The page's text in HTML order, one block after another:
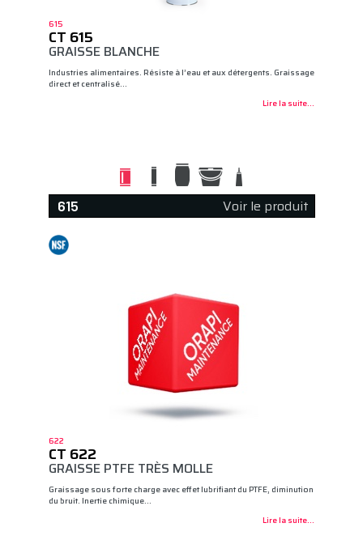
615
CT 615
GRAISSE BLANCHE
Industries alimentaires. Résiste à l’eau et aux détergents. Graissage
direct et centralisé…
Lire la suite...
615 Voir le produit
622
CT 622
GRAISSE PTFE TRÈS MOLLE
Graissage sous forte charge avec effet lubrifiant du PTFE, diminution
du bruit. Inertie chimique…
Lire la suite...